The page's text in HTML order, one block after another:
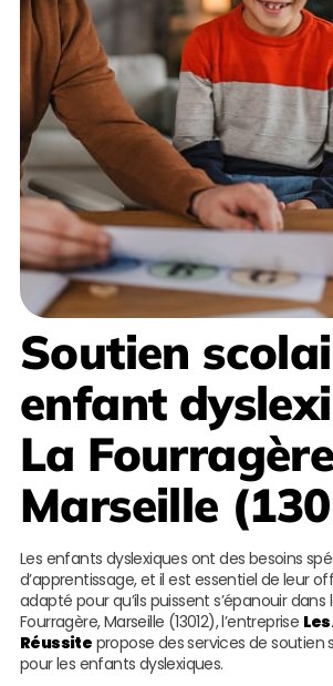
Soutien
enfant
La
Marseille
Les enfants dyslexiques ont des besoins
d’apprentissage, et il est essentiel de leur
adapté pour qu’ils puissent s’épanouir dans
Fourragère, Marseille (13012), l’entreprise
Réussite propose des services de soutien
pour les enfants dyslexiques.